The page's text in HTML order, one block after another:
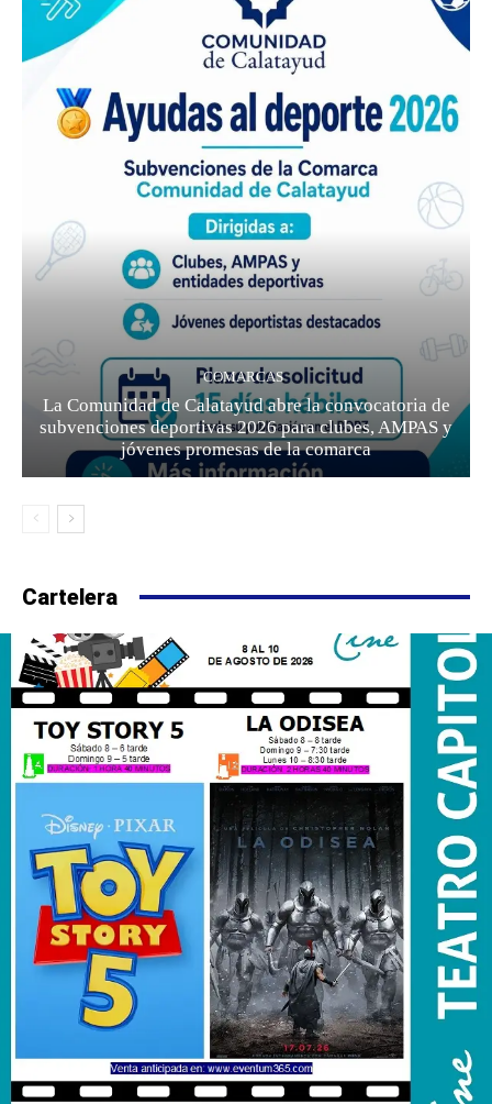
COMARCAS
La Comunidad de Calatayud abre la convocatoria de
subvenciones deportivas 2026 para clubes, AMPAS y
jóvenes promesas de la comarca
Cartelera